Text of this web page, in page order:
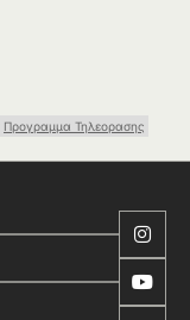
Προγραμμα Τηλεορασης